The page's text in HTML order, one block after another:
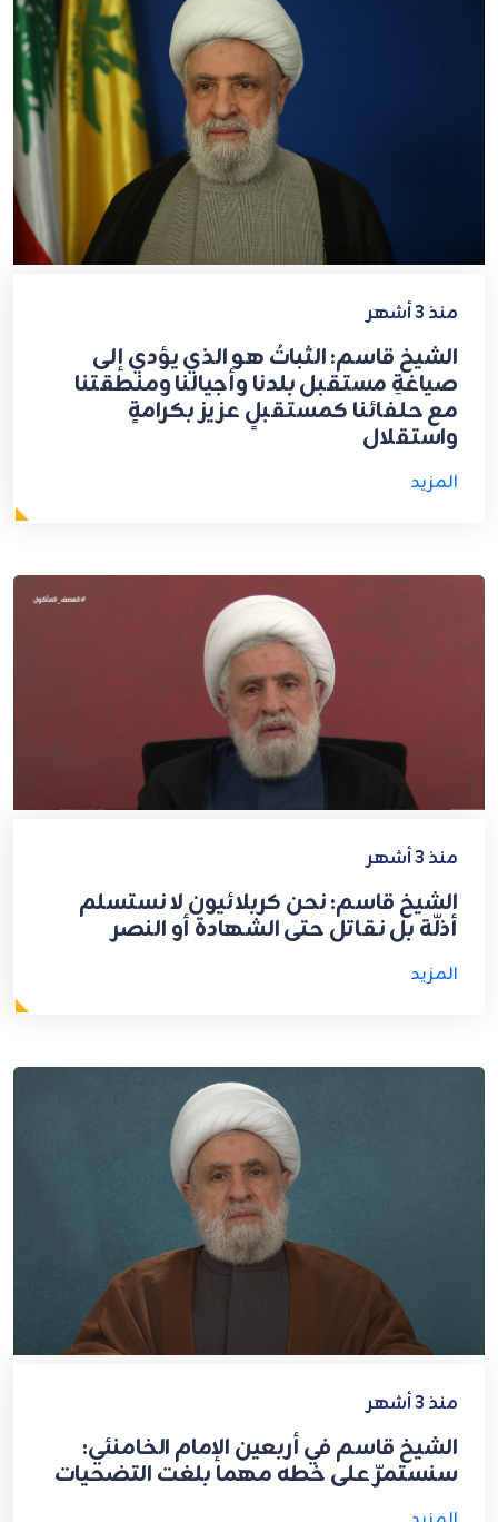
منذ 3 أشهر
الشيخ قاسم: الثباتُ هو الذي يؤدي إلى
صياغةِ مستقبل بلدنا وأجيالنا ومنطقتنا
مع حلفائنا كمستقبلٍ عزيز بكرامةٍ
واستقلال
المزيد
منذ 3 أشهر
الشيخ قاسم: نحن كربلائيون لا نستسلم
أذلّة بل نقاتل حتى الشهادة أو النصر
المزيد
منذ 3 أشهر
الشيخ قاسم في أربعين الإمام الخامنئي:
سنستمرّ على خطه مهما بلغت التضحيات